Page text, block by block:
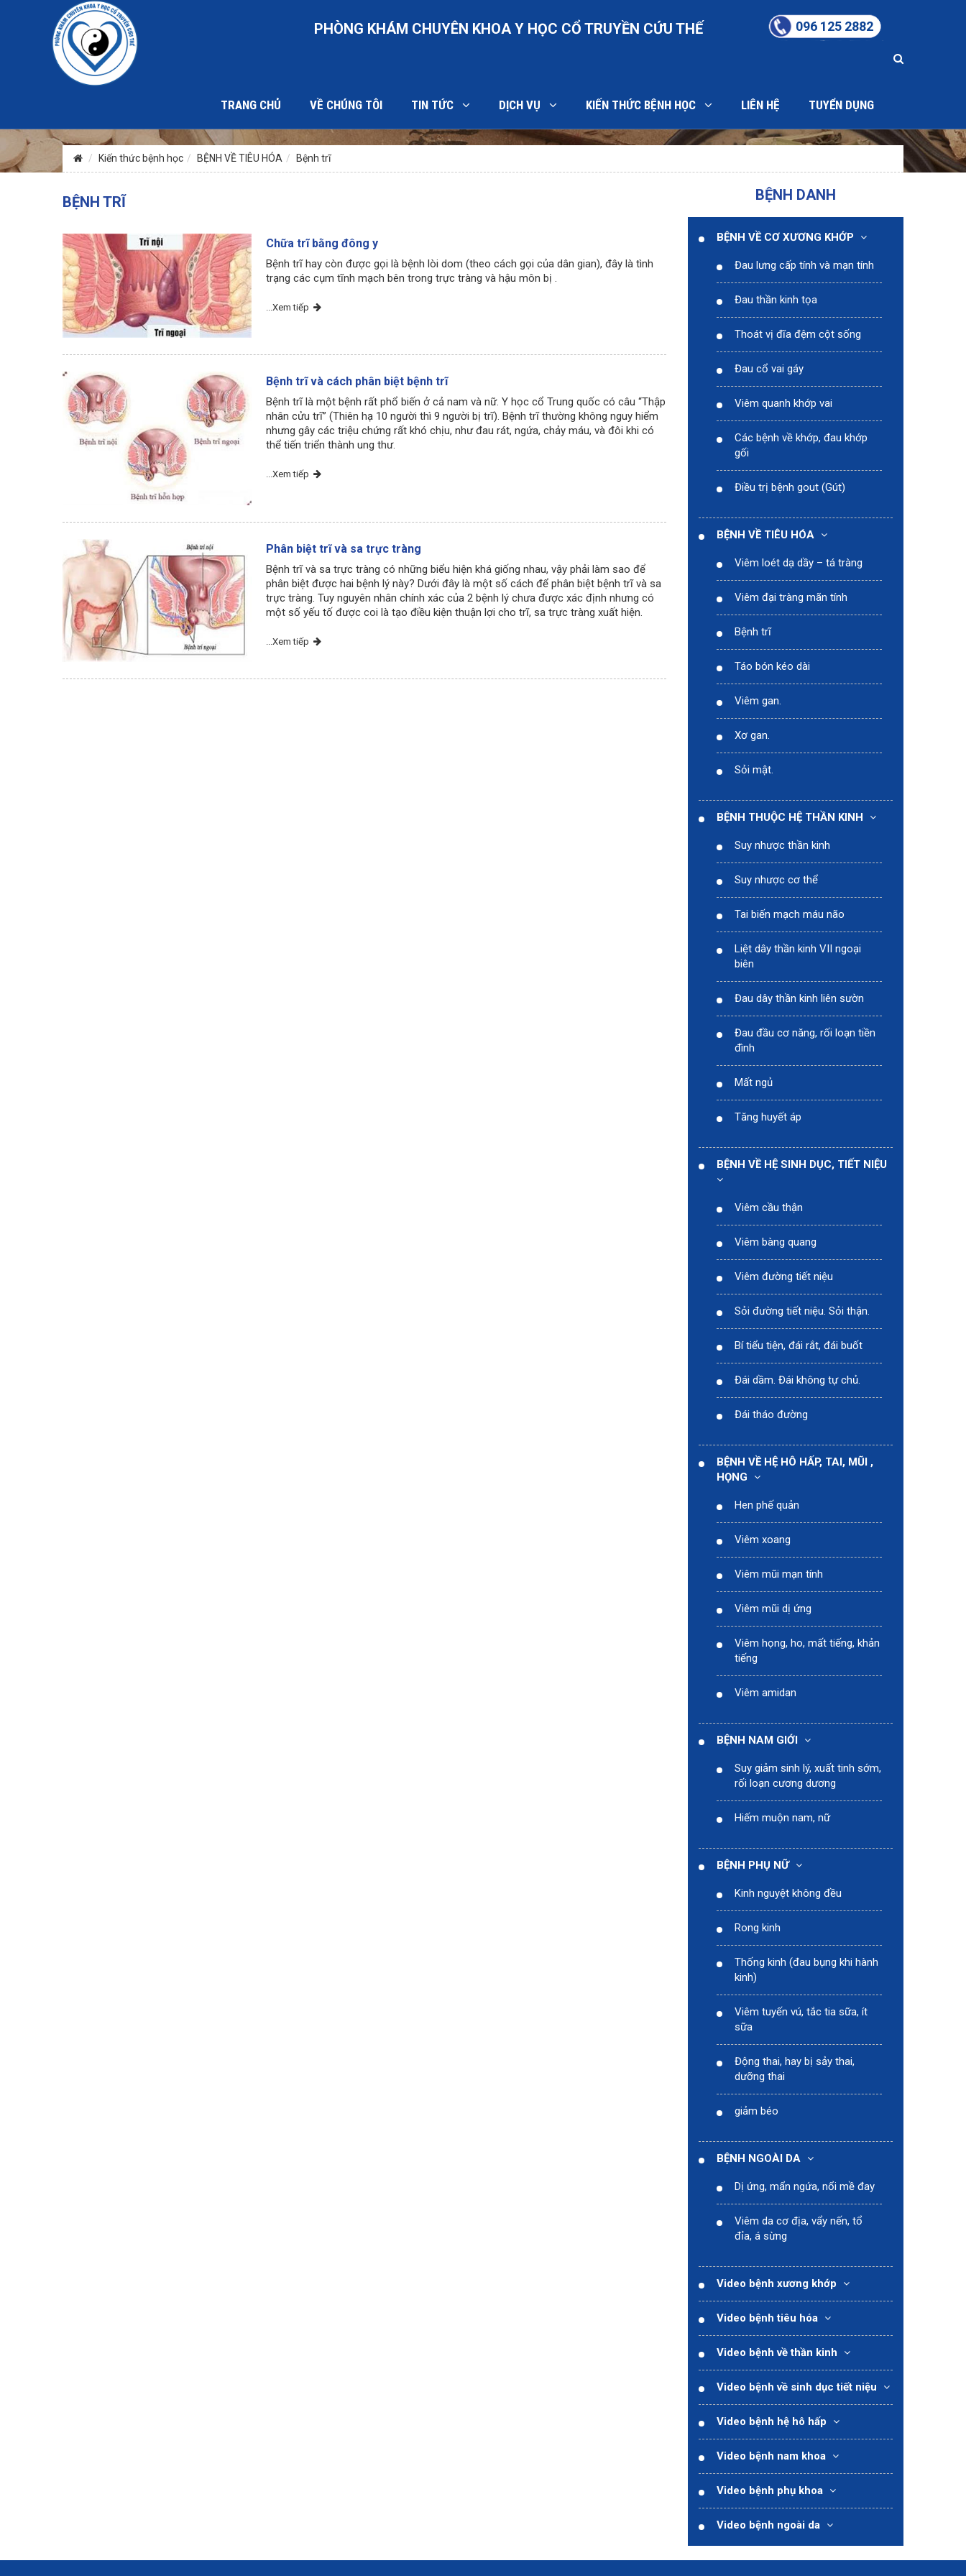
PHÒNG KHÁM CHUYÊN KHOA Y HỌC CỔ TRUYỀN CỨU THẾ 096 125 2882
TRANG CHỦ VỀ CHÚNG TÔI TIN TỨC DỊCH VỤ KIẾN THỨC BỆNH HỌC LIÊN HỆ TUYỂN DỤNG
Kiến thức bệnh học BỆNH VỀ TIÊU HÓA Bệnh trĩ
BỆNH TRĨ
Chữa trĩ bằng đông y
Bệnh trĩ hay còn được gọi là bệnh lòi dom (theo cách gọi của dân gian), đây là tình
trạng các cụm tĩnh mạch bên trong trực tràng và hậu môn bị .
...Xem tiếp
Bệnh trĩ và cách phân biệt bệnh trĩ
Bệnh trĩ là một bệnh rất phổ biến ở cả nam và nữ. Y học cổ Trung quốc có câu “Thập
nhân cửu trĩ” (Thiên hạ 10 người thì 9 người bị trĩ). Bệnh trĩ thường không nguy hiểm
nhưng gây các triệu chứng rất khó chịu, như đau rát, ngứa, chảy máu, và đôi khi có
thể tiến triển thành ung thư.
...Xem tiếp
Phân biệt trĩ và sa trực tràng
Bệnh trĩ và sa trực tràng có những biểu hiện khá giống nhau, vậy phải làm sao để
phân biệt được hai bệnh lý này? Dưới đây là một số cách để phân biệt bệnh trĩ và sa
trực tràng. Tuy nguyên nhân chính xác của 2 bệnh lý chưa được xác định nhưng có
một số yếu tố được coi là tạo điều kiện thuận lợi cho trĩ, sa trực tràng xuất hiện.
...Xem tiếp
BỆNH DANH
BỆNH VỀ CƠ XƯƠNG KHỚP
Đau lưng cấp tính và mạn tính
Đau thần kinh tọa
Thoát vị đĩa đệm cột sống
Đau cổ vai gáy
Viêm quanh khớp vai
Các bệnh về khớp, đau khớp
gối
Điều trị bệnh gout (Gút)
BỆNH VỀ TIÊU HÓA
Viêm loét dạ dầy – tá tràng
Viêm đại tràng mãn tính
Bệnh trĩ
Táo bón kéo dài
Viêm gan.
Xơ gan.
Sỏi mật.
BỆNH THUỘC HỆ THẦN KINH
Suy nhược thần kinh
Suy nhược cơ thể
Tai biến mạch máu não
Liệt dây thần kinh VII ngoại
biên
Đau dây thần kinh liên sườn
Đau đầu cơ năng, rối loạn tiền
đình
Mất ngủ
Tăng huyết áp
BỆNH VỀ HỆ SINH DỤC, TIẾT NIỆU
Viêm cầu thận
Viêm bàng quang
Viêm đường tiết niệu
Sỏi đường tiết niệu. Sỏi thận.
Bí tiểu tiện, đái rắt, đái buốt
Đái dầm. Đái không tự chủ.
Đái tháo đường
BỆNH VỀ HỆ HÔ HẤP, TAI, MŨI ,
HỌNG
Hen phế quản
Viêm xoang
Viêm mũi mạn tính
Viêm mũi dị ứng
Viêm họng, ho, mất tiếng, khản
tiếng
Viêm amidan
BỆNH NAM GIỚI
Suy giảm sinh lý, xuất tinh sớm,
rối loạn cương dương
Hiếm muộn nam, nữ
BỆNH PHỤ NỮ
Kinh nguyệt không đều
Rong kinh
Thống kinh (đau bụng khi hành
kinh)
Viêm tuyến vú, tắc tia sữa, ít
sữa
Động thai, hay bị sảy thai,
dưỡng thai
giảm béo
BỆNH NGOÀI DA
Dị ứng, mẩn ngứa, nổi mề đay
Viêm da cơ địa, vẩy nến, tổ
đỉa, á sừng
Video bệnh xương khớp
Video bệnh tiêu hóa
Video bệnh về thần kinh
Video bệnh về sinh dục tiết niệu
Video bệnh hệ hô hấp
Video bệnh nam khoa
Video bệnh phụ khoa
Video bệnh ngoài da